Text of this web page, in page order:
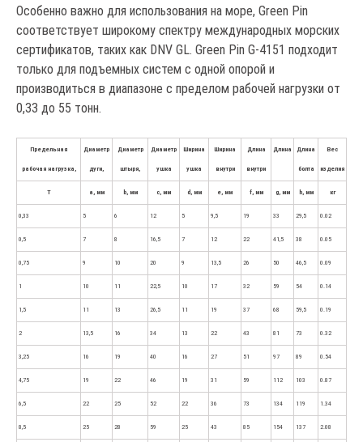
Особенно важно для использования на море, Green Pin
соответствует широкому спектру международных морских
сертификатов, таких как DNV GL. Green Pin G-4151 подходит
только для подъемных систем с одной опорой и
производиться в диапазоне с пределом рабочей нагрузки от
0,33 до 55 тонн.
Предельная
рабочая нагрузка,
Диаметр
дуги,
Диаметр
штыря,
Диаметр
ушка
Ширина
ушка
Ширина
внутри
Длина
внутри
Длина Длина
болта
Вес
изделия
Т а, мм b, мм c, мм d, мм e, мм f, мм g, мм h, мм кг
0,33 5 6 12 5 9,5 19 33 29,5 0.02
0,5 7 8 16,5 7 12 22 41,5 38 0.05
0,75 9 10 20 9 13,5 26 50 46,5 0.09
1 10 11 22,5 10 17 32 59 54 0.14
1,5 11 13 26,5 11 19 37 68 59,5 0.19
2 13,5 16 34 13 22 43 81 73 0.32
3,25 16 19 40 16 27 51 97 89 0.54
4,75 19 22 46 19 31 59 112 103 0.87
6,5 22 25 52 22 36 73 134 119 1.34
8,5 25 28 59 25 43 85 154 137 2.08